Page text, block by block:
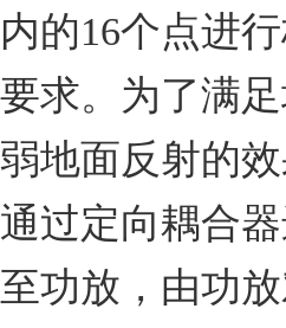
内的16个点进
要求。为了满
弱地面反射的
通过定向耦合
至功放，由功